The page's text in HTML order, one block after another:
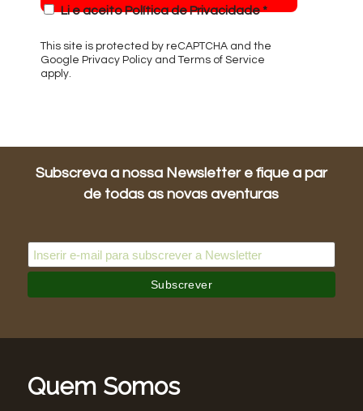
Li e aceitoPolítica de Privacidade*
This site is protected by reCAPTCHA and the
Google Privacy Policy andTerms of Service
apply.
Subscreva a nossa Newsletter e fique a par
de todas as novas aventuras
Quem Somos